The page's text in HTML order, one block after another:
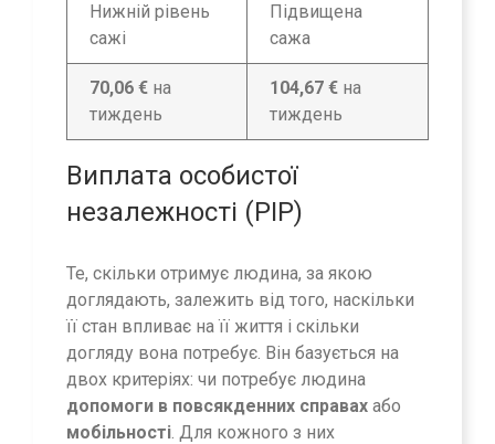
Нижній рівень
сажі
Підвищена
сажа
70,06 € на
тиждень
104,67 € на
тиждень
Виплата особистої
незалежності (PIP)
Те, скільки отримує людина, за якою
доглядають, залежить від того, наскільки
її стан впливає на її життя і скільки
догляду вона потребує. Він базується на
двох критеріях: чи потребує людина
допомоги в повсякденних справах або
мобільності . Для кожного з них